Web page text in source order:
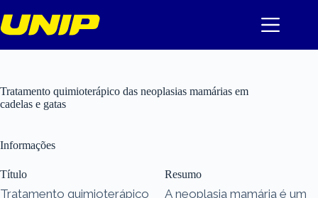
para
o
Tratamento quimioterápico das neoplasias mamárias em
cadelas e gatas
Informações
Título
Tratamento quimioterápico
Resumo
A neoplasia mamária é um